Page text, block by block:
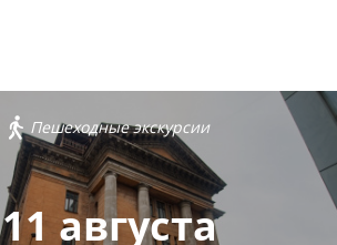
Пешеходные экскурсии
11 августа